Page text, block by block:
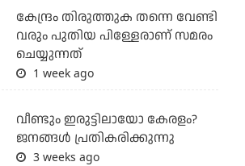
കേന്ദ്രം തിരുത്തുക തന്നെ വേണ്ടി
വരും പുതിയ പിള്ളേരാണ് സമരം
ചെയ്യുന്നത്
1 week ago
വീണ്ടും ഇരുട്ടിലായോ കേരളം?
ജനങ്ങൾ പ്രതികരിക്കുന്നു
3 weeks ago